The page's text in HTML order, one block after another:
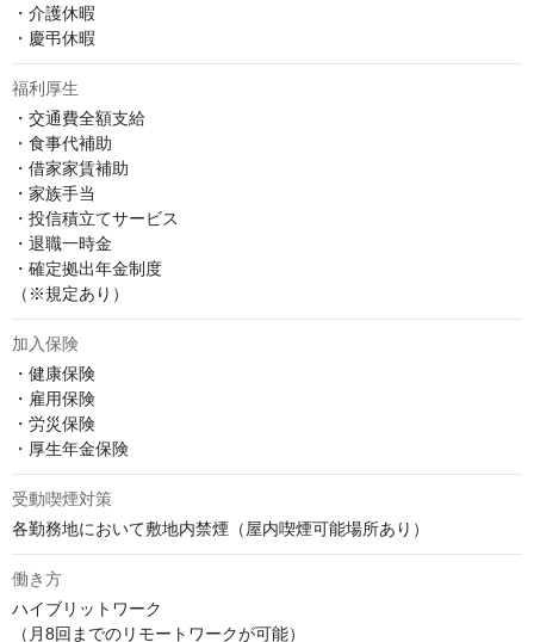
・介護休暇
・慶弔休暇
福利厚生
・交通費全額支給
・食事代補助
・借家家賃補助
・家族手当
・投信積立てサービス
・退職一時金
・確定拠出年金制度
（※規定あり）
加入保険
・健康保険
・雇用保険
・労災保険
・厚生年金保険
受動喫煙対策
各勤務地において敷地内禁煙（屋内喫煙可能場所あり）
働き方
ハイブリットワーク
（月8回までのリモートワークが可能）